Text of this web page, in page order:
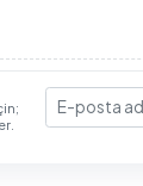
E-posta